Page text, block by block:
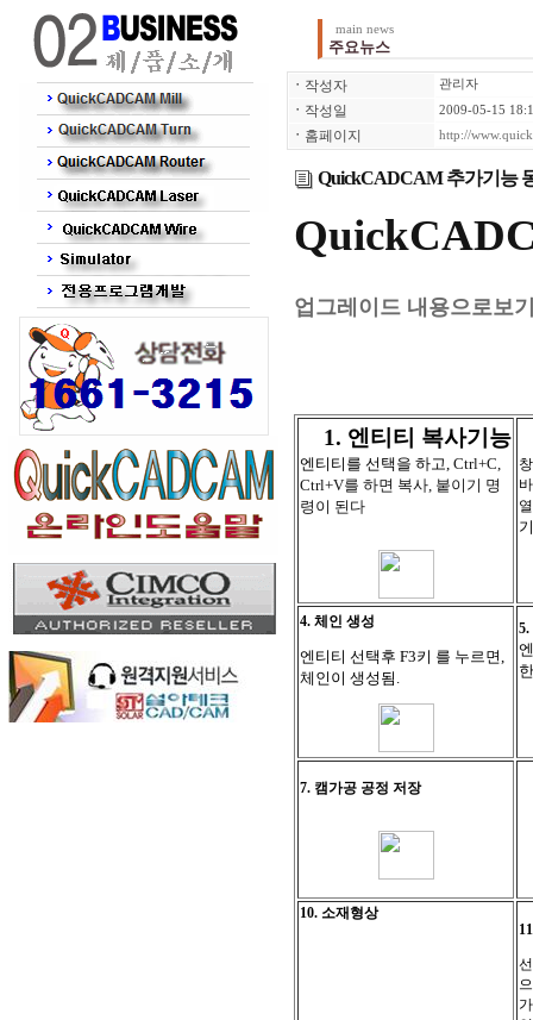
main news
주요뉴스
ㆍ 작성자 관리자
ㆍ 작성일 2009-05-15
ㆍ 홈페이지 http://
QuickCADCAM 추가기능
업그레이드 내용으로보
1. 엔티티 복사기능
엔티티를 선택을 하고,Ctrl+C,
Ctrl+V를 하면 복사, 붙이기 명
령이 된다
4. 체인 생성
엔티티 선택후 F3키 를 누르면,
체인이 생성됨.
7. 캠가공 공정 저장
10. 소재형상